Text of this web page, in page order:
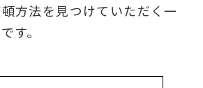
方法を見つけていただく一
す。